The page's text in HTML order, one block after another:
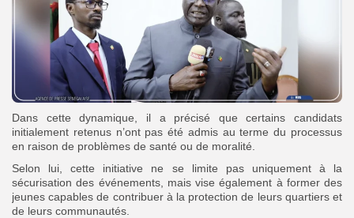
‎Dans cette dynamique, il a précisé que certains candidats
initialement retenus n’ont pas été admis au terme du processus
en raison de problèmes de santé ou de moralité.
Selon lui, cette initiative ne se limite pas uniquement à la
sécurisation des événements, mais vise également à former des
jeunes capables de contribuer à la protection de leurs quartiers et
de leurs communautés.